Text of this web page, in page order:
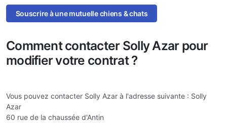
Souscrire à une mutuelle chiens & chats
Comment contacter Solly Azar pour
modifier votre contrat ?
Vous pouvez contacter Solly Azar à l'adresse suivante : Solly
Azar
60 rue de la chaussée d'Antin